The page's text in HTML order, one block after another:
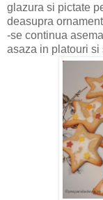
glazura si pictate
deasupra
-se continua
asaza in platouri si